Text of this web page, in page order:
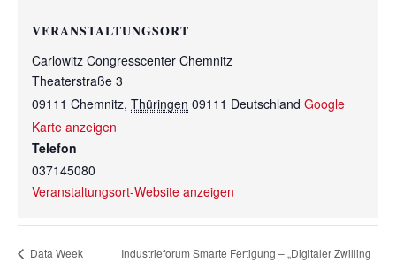
VERANSTALTUNGSORT
Carlowitz Congresscenter Chemnitz
Theaterstraße 3
09111 Chemnitz, Thüringen 09111 Deutschland Google
Karte anzeigen
Telefon
037145080
Veranstaltungsort-Website anzeigen
Data Week
Industrieforum Smarte Fertigung – „Digitaler Zwilling